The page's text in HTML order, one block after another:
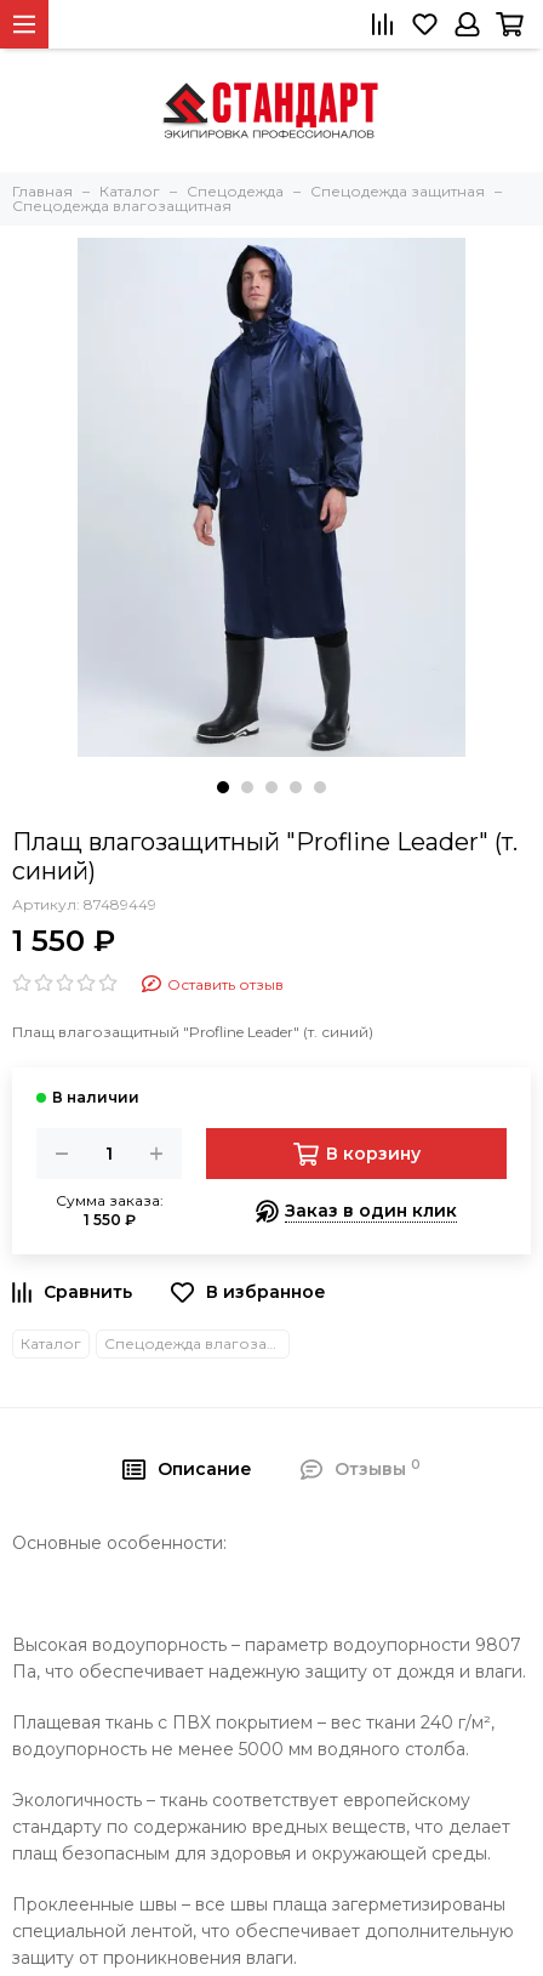
Главная Каталог Спецодежда
Спецодежда защитная
Спецодежда влагозащитная
Плащ влагозащитный "Profline Leader" (т.
синий)
Артикул: 87489449
1 550 ₽
Оставить отзыв
Плащ влагозащитный "Profline Leader" (т. синий)
Сумма заказа:
1 550 ₽
В корзину
Заказ в один клик
В избранное
Каталог Спецодежда влагозащитная
Описание Отзывы 0
Основные особенности:
Высокая водоупорность – параметр водоупорности 9807
Па, что обеспечивает надежную защиту от дождя и влаги.
Плащевая ткань с ПВХ покрытием – вес ткани 240 г/м²,
водоупорность не менее 5000 мм водяного столба.
Экологичность – ткань соответствует европейскому
стандарту по содержанию вредных веществ, что делает
плащ безопасным для здоровья и окружающей среды.
Проклеенные швы – все швы плаща загерметизированы
специальной лентой, что обеспечивает дополнительную
защиту от проникновения влаги.